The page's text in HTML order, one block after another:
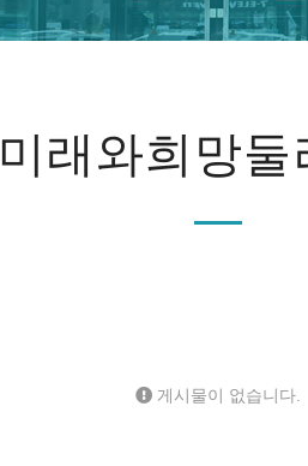
미래와희망둘
게시물이 없습니다.